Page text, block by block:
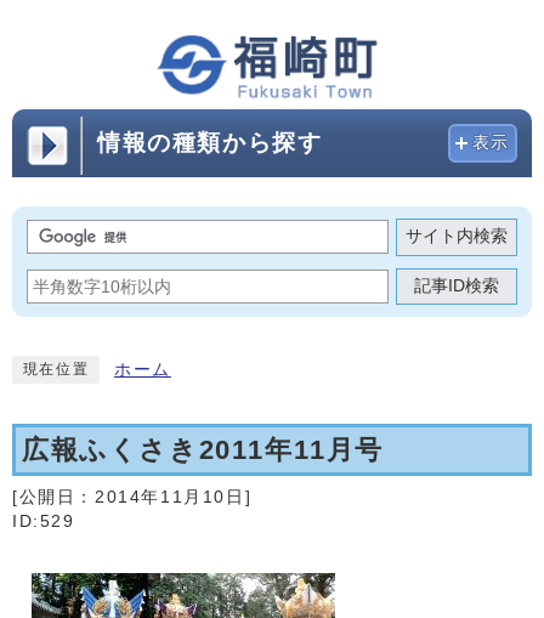
情報の種類から探す 表示
サイト内検索
記事ID検索
現在位置 ホーム
広報ふくさき2011年11月号
[公開日： 2014年11月10日 ]
ID:529